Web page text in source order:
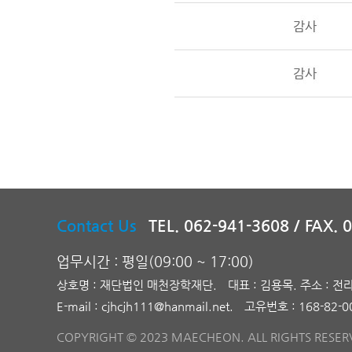
Contact Us TEL. 062-941-3608 / FAX.
업무시간 : 평일(09:00 ~ 17:00)
상호명 : 재단법인 매천장학재단. 대표 : 김용목. 주소 : 전
E-mail : cjhcjh111@hanmail.net.
고유번호 : 168-82-
COPYRIGHT © 2023 MAECHEON. ALL RIGHTS